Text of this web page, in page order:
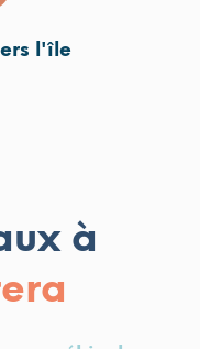
l'île
à